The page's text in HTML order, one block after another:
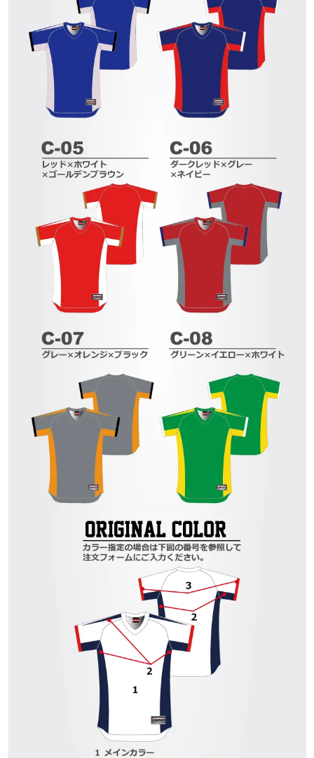
ちろんの事、サンプルの確認も 可能ですの
で、この機会にぜひご利用ください。
東京（上野） 名古屋（栄）
大阪（心斎橋） 福岡（天神）
「打ち合わせをしたいが遠方なのでできな
い」「直接行くのに少し不安がある」という
お客様のご要望に沿えますようにオンライン
ショールームを開設しております。
詳細はこちら
close
■営業日：月・火・木・金・土
■休業日：水・日・祝
■営業時間：10：00～18：00
■営業日：月・火・木・金・土
■休業日：水・日・祝
■営業時間：10：00～18：00
050-3095-5681
メッシュ / ヘビーウェイト
close
ブライトメッシュ
close
スクエアメッシュ
close
マイクロメッシュ
close
close
ピケストライプ
close
close
close
close
close
薄手生地
厚手オックスフォード生地
ハトメ加工
マイクロファイバー
close
メッシュヘビーウェイト(スムースサイド)
close
エアライズ
close
TEST
注文情報
過去の購入履歴からの追加注文や、現在注文
中の商品の変更や確認ができます。
無料見積もりの再見積もりや、注文への申し
込みも可能です。
close
基本情報
お客様のご登録頂いた基本情報の確認・変更
が可能です。
・メールアドレス
・携帯メールアドレス
・ユーザID
・取引条件
close
連絡先情報
お客様のご登録頂いた連絡先情報の確認・変
更が可能です。
・住所
・電話番号
・携帯電話番号
・会社名・団体名
パスワード
過去の購入履歴からの追加注文や、現在注文
中の商品の変更や確認ができます。
無料見積もりの再見積もりや、注文への申し
込みも可能です。
close
送り先リスト
こちらの画面から、よく使う送付先情報を送
付先リストに登録することができます。
送付先リストは最大10件まで登録が可能で
す。
close
ログアウト
こちらの画面から、ログアウトが可能です。
close
退会手続き
こちらの画面から、退会手続きが可能です。
close